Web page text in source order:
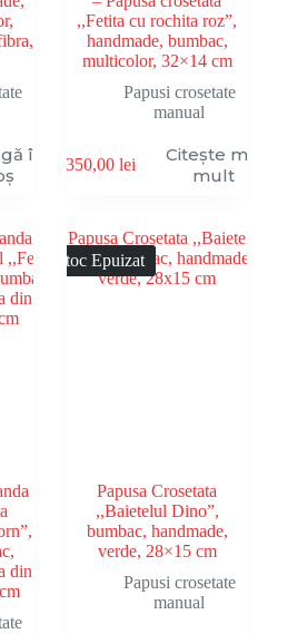
în
,,Fetita cu rochita roz”,
handmade, bumbac,
multicolor, 32×14 cm
Papusi crosetate
manual
350,00lei
Citește mai
mult
din
Stoc Epuizat
Papusa Crosetata
,,Baietelul Dino”,
bumbac, handmade,
verde, 28×15 cm
Papusi crosetate
manual